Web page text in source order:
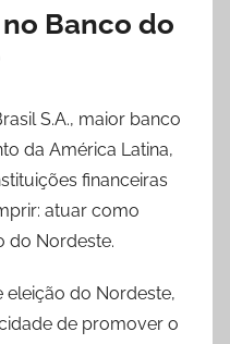
Banco do
S.A., maior banco
da América Latina,
financeiras
atuar como
do Nordeste.
eleição do Nordeste,
de promover o